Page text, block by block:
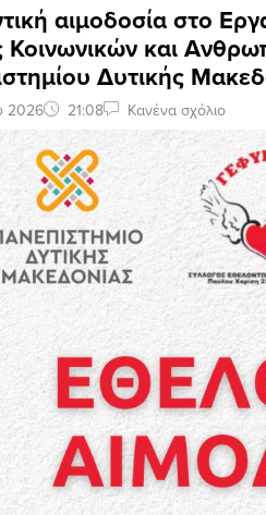
αιμοδοσία στο
Κοινωνικών και
Δυτικής
2026 21:08 Κανένα σχόλιο